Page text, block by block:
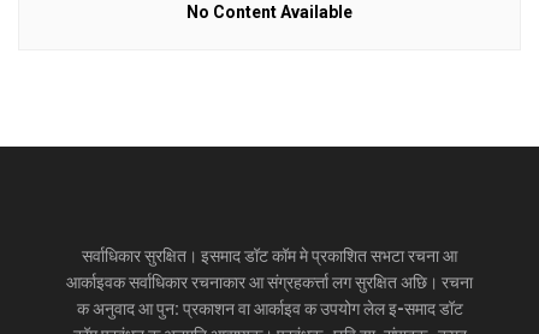
No Content Available
सर्वाधिकार सुरक्षित। इसमाद डॉट कॉम मे प्रकाशित सभटा रचना आ
आर्काइवक सर्वाधिकार रचनाकार आ संग्रहकर्त्ता लग सुरक्षित अछि। रचना
क अनुवाद आ पुन: प्रकाशन वा आर्काइव क उपयोग लेल इ-समाद डॉट